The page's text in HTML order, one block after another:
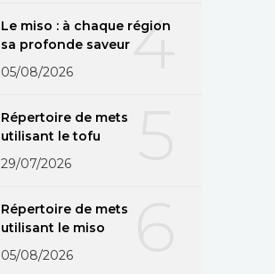
4
Le miso : à chaque région
sa profonde saveur
05/08/2026
Répertoire de mets
utilisant le tofu
29/07/2026
Répertoire de mets
utilisant le miso
05/08/2026